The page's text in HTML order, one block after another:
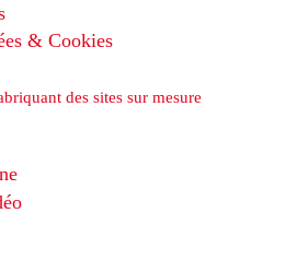
& Cookies
des sites sur mesure